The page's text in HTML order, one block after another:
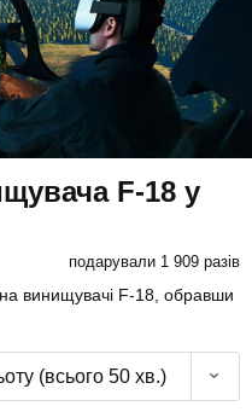
F-18 у
подарували 1 909 разів
на винищувачі F-18, обравши
(всього 50 хв.)